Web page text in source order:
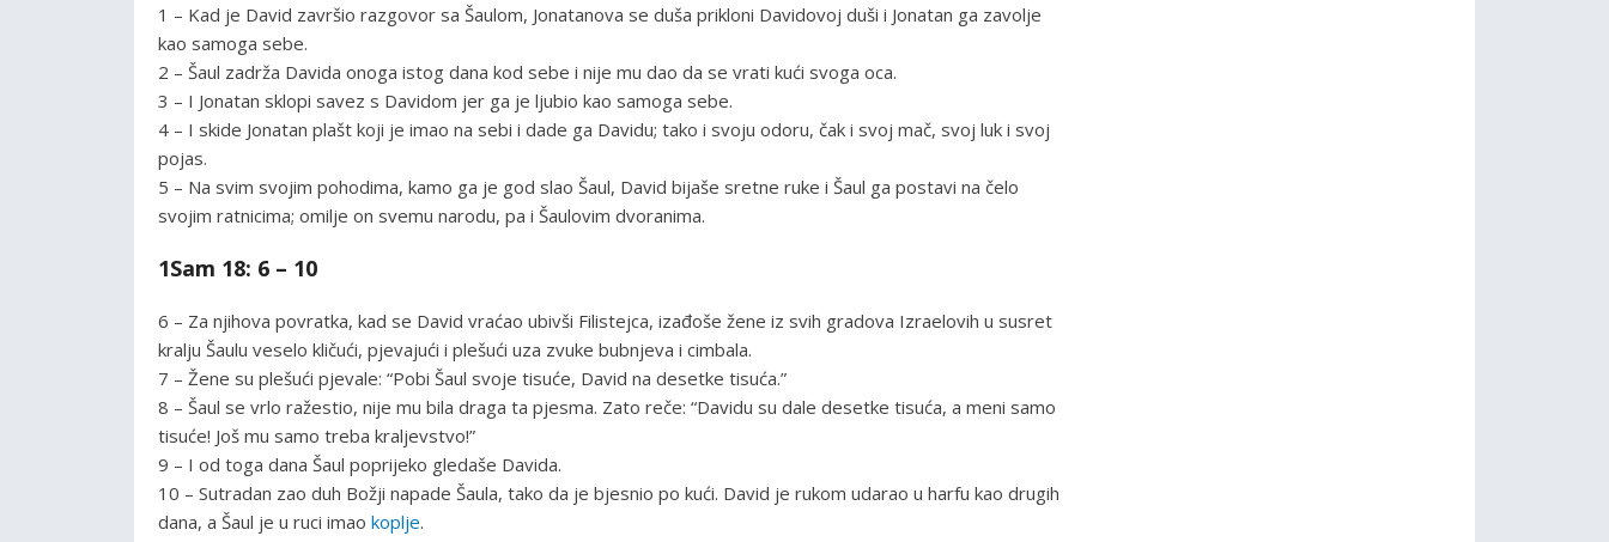
1 – Kad je David završio razgovor sa Šaulom, Jonatanova se duša prikloni Davidovoj duši i Jonatan ga zavolje
kao samoga sebe.
2 – Šaul zadrža Davida onoga istog dana kod sebe i nije mu dao da se vrati kući svoga oca.
3 – I Jonatan sklopi savez s Davidom jer ga je ljubio kao samoga sebe.
4 – I skide Jonatan plašt koji je imao na sebi i dade ga Davidu; tako i svoju odoru, čak i svoj mač, svoj luk i svoj
pojas.
5 – Na svim svojim pohodima, kamo ga je god slao Šaul, David bijaše sretne ruke i Šaul ga postavi na čelo
svojim ratnicima; omilje on svemu narodu, pa i Šaulovim dvoranima.
1Sam 18: 6 – 10
6 – Za njihova povratka, kad se David vraćao ubivši Filistejca, izađoše žene iz svih gradova Izraelovih u susret
kralju Šaulu veselo kličući, pjevajući i plešući uza zvuke bubnjeva i cimbala.
7 – Žene su plešući pjevale: “Pobi Šaul svoje tisuće, David na desetke tisuća.”
8 – Šaul se vrlo ražestio, nije mu bila draga ta pjesma. Zato reče: “Davidu su dale desetke tisuća, a meni samo
tisuće! Još mu samo treba kraljevstvo!”
9 – I od toga dana Šaul poprijeko gledaše Davida.
10 – Sutradan zao duh Božji napade Šaula, tako da je bjesnio po kući. David je rukom udarao u harfu kao drugih
dana, a Šaul je u ruci imao koplje.